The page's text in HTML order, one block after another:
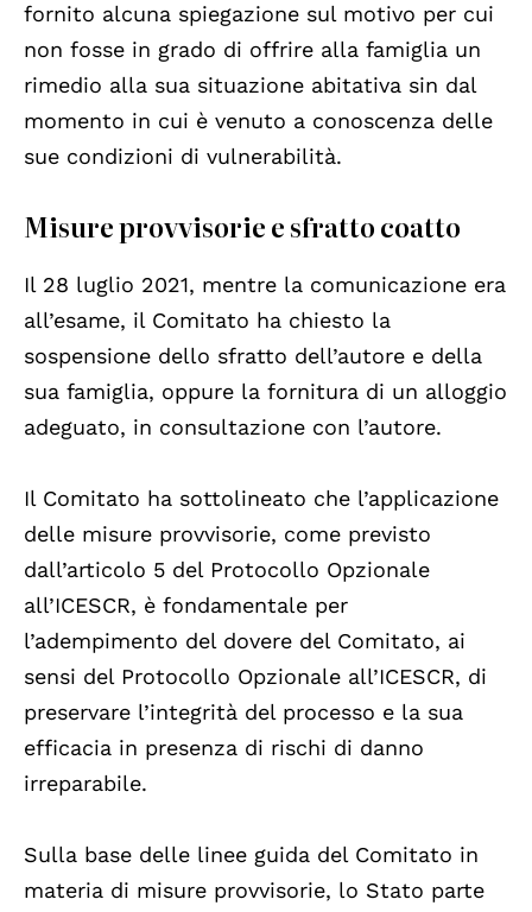
fornito alcuna spiegazione sul motivo per cui
non fosse in grado di offrire alla famiglia un
rimedio alla sua situazione abitativa sin dal
momento in cui è venuto a conoscenza delle
sue condizioni di vulnerabilità.
Misure provvisorie e sfratto coatto
Il 28 luglio 2021, mentre la comunicazione era
all’esame, il Comitato ha chiesto la
sospensione dello sfratto dell’autore e della
sua famiglia, oppure la fornitura di un alloggio
adeguato, in consultazione con l’autore.
Il Comitato ha sottolineato che l’applicazione
delle misure provvisorie, come previsto
dall’articolo 5 del Protocollo Opzionale
all’ICESCR, è fondamentale per
l’adempimento del dovere del Comitato, ai
sensi del Protocollo Opzionale all’ICESCR, di
preservare l’integrità del processo e la sua
efficacia in presenza di rischi di danno
irreparabile.
Sulla base delle linee guida del Comitato in
materia di misure provvisorie, lo Stato parte